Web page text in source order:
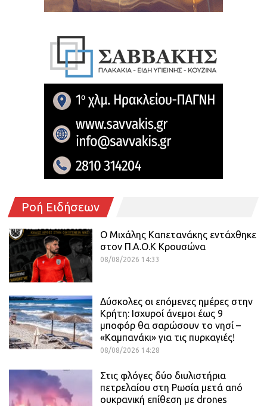
Ροή Ειδήσεων
O Mιχάλης Καπετανάκης εντάχθηκε
στον Π.Α.Ο.Κ Κρουσώνα
08/08/2026 14:33
Δύσκολες οι επόμενες ημέρες στην
Κρήτη: Ισχυροί άνεμοι έως 9
μποφόρ θα σαρώσουν το νησί –
«Καμπανάκι» για τις πυρκαγιές!
08/08/2026 14:28
Στις φλόγες δύο διυλιστήρια
πετρελαίου στη Ρωσία μετά από
ουκρανική επίθεση με drones